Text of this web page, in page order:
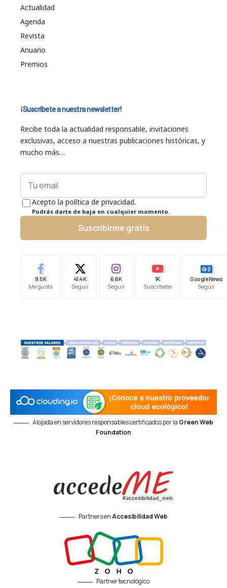
Actualidad
Agenda
Revista
Anuario
Premios
¡Suscríbete a nuestra newsletter!
Recibe toda la actualidad responsable, invitaciones
exclusivas, acceso a nuestras publicaciones históricas, y
mucho más…
Acepto la política de privacidad.
Podrás darte de baja en cualquier momento.
Suscribirme gratis
9.5K
Me gusta
41.4K
Seguir
6.6K
Seguir
1K
Suscríbete
Google News
Seguir
Alojada en servidores responsables certificados por la Green Web
Foundation
Partners enAccesibilidad Web
Partner tecnológico